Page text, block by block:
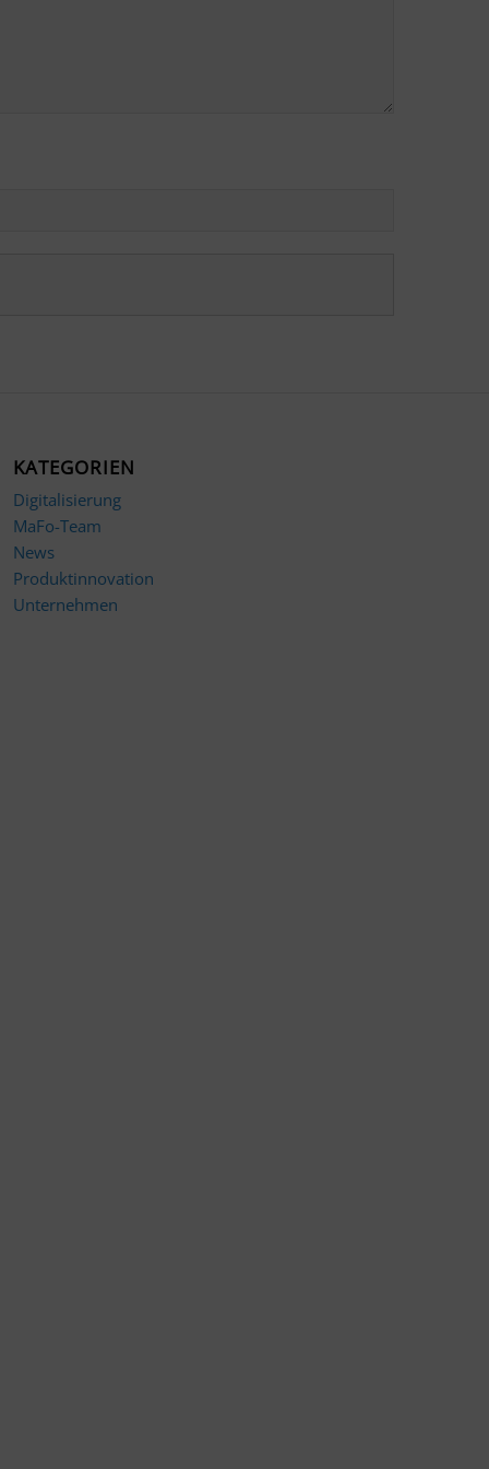
KATEGORIEN
Digitalisierung
MaFo-Team
News
Produktinnovation
Unternehmen